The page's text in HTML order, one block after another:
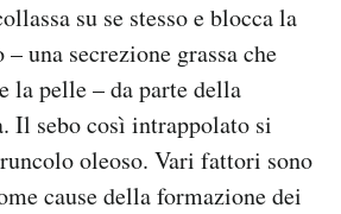
su se stesso e blocca la
una secrezione grassa che
la pelle – da parte della
Il sebo così intrappolato si
oleoso. Vari fattori sono
cause della formazione dei